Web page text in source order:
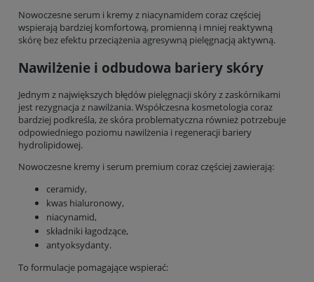
Nowoczesne serum i kremy z niacynamidem coraz częściej
wspierają bardziej komfortową, promienną i mniej reaktywną
skórę bez efektu przeciążenia agresywną pielęgnacją aktywną.
Nawilżenie i odbudowa bariery skóry
Jednym z największych błędów pielęgnacji skóry z zaskórnikami
jest rezygnacja z nawilżania. Współczesna kosmetologia coraz
bardziej podkreśla, że skóra problematyczna również potrzebuje
odpowiedniego poziomu nawilżenia i regeneracji bariery
hydrolipidowej.
Nowoczesne kremy i serum premium coraz częściej zawierają:
ceramidy,
kwas hialuronowy,
niacynamid,
składniki łagodzące,
antyoksydanty.
To formulacje pomagające wspierać: